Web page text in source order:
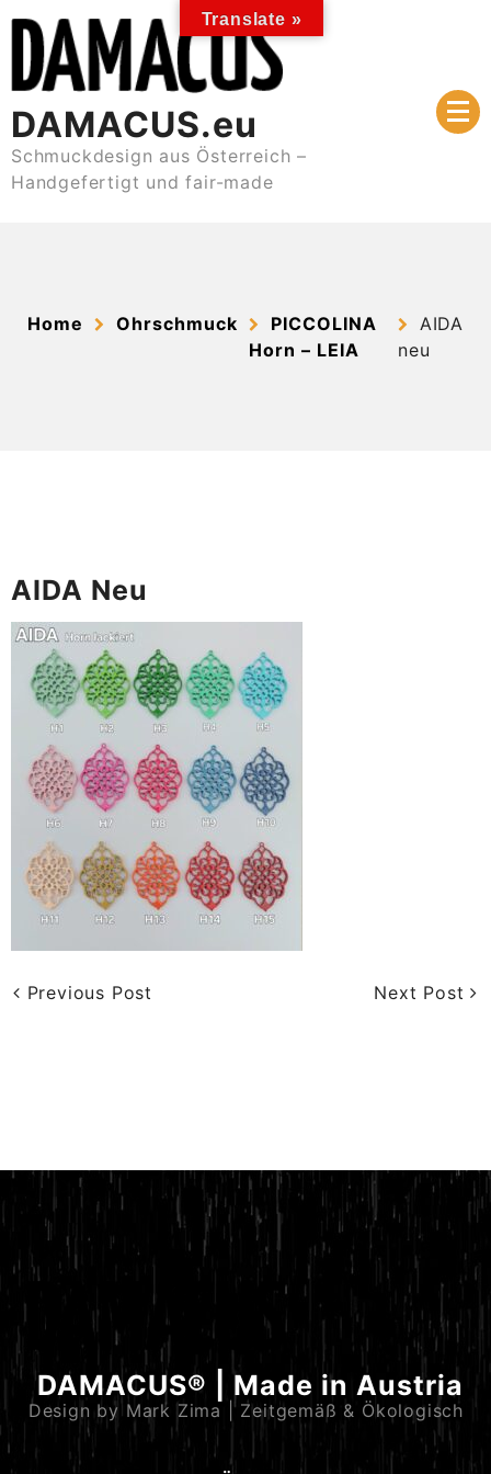
content
DAMACUS.eu
Schmuckdesign aus Österreich –
Handgefertigt und fair-made
Home Ohrschmuck
PICCOLINA
Horn – LEIA
AIDA
neu
AIDA Neu
Previous Post Next Post
DAMACUS® | Made in Austria
Design by Mark Zima | Zeitgemäß & Ökologisch
Translate »